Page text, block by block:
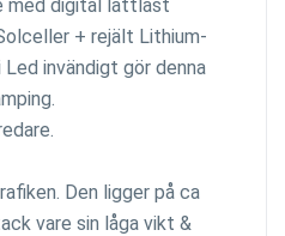
med digital lättläst
+ rejält Lithium-
invändigt gör denna
Den ligger på ca
vare sin låga vikt &